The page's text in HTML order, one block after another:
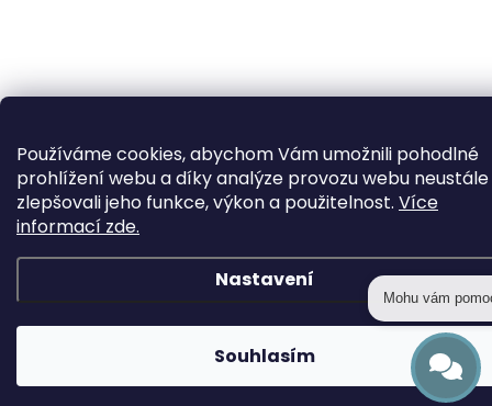
Používáme cookies, abychom Vám umožnili pohodlné
prohlížení webu a díky analýze provozu webu neustále
zlepšovali jeho funkce, výkon a použitelnost. Více
informací zde.
Nastavení
Souhlasím
Mohu vám